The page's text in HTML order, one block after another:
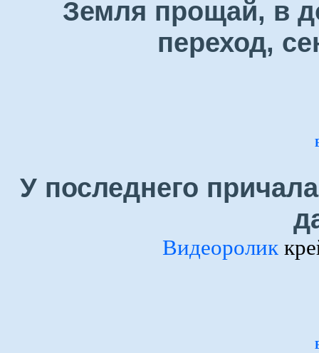
Земля прощай, в
переход,
У последнего
Видеоролик